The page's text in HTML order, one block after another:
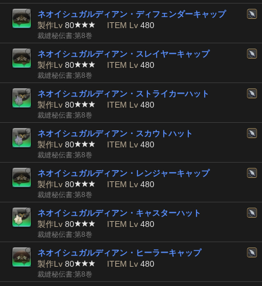
ネオイシュガルディアン・ディフェンダーキャップ
製作Lv 80 ITEM Lv 480
裁縫秘伝書:第8巻
ネオイシュガルディアン・スレイヤーキャップ
製作Lv 80 ITEM Lv 480
裁縫秘伝書:第8巻
ネオイシュガルディアン・ストライカーハット
製作Lv 80 ITEM Lv 480
裁縫秘伝書:第8巻
ネオイシュガルディアン・スカウトハット
製作Lv 80 ITEM Lv 480
裁縫秘伝書:第8巻
ネオイシュガルディアン・レンジャーキャップ
製作Lv 80 ITEM Lv 480
裁縫秘伝書:第8巻
ネオイシュガルディアン・キャスターハット
製作Lv 80 ITEM Lv 480
裁縫秘伝書:第8巻
ネオイシュガルディアン・ヒーラーキャップ
製作Lv 80 ITEM Lv 480
裁縫秘伝書:第8巻